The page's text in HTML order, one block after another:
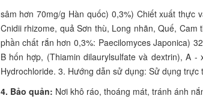
sâm hơn 70mg/g Hàn quốc) 0,3%) Chiết xuất
Cnidii rhizome, quả Sơn thù, Long nhãn, Quế,
phần chất rắn hơn 0,3%: Paecilomyces Japonica)
B hốn hợp, (Thiamin dilaurylsulfate và dextrin), A
Hydrochloride. 3. Hướng dẫn sử dụng: Sử dụng
4. Bảo quản: Nơi khô ráo, thoáng mát, tránh ánh